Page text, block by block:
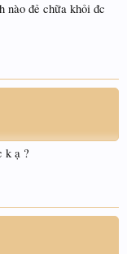
nào đẻ chữa khỏi đc
k ạ ?